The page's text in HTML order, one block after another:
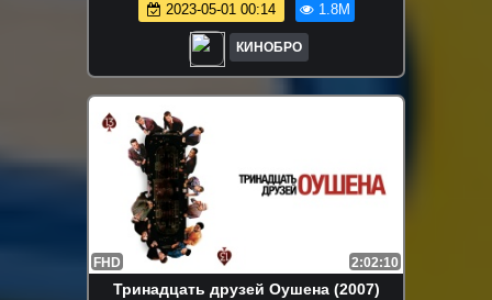
2023-05-01 00:14 1.8M
КИНОБРО
FHD 2:02:10
Тринадцать друзей Оушена (2007)